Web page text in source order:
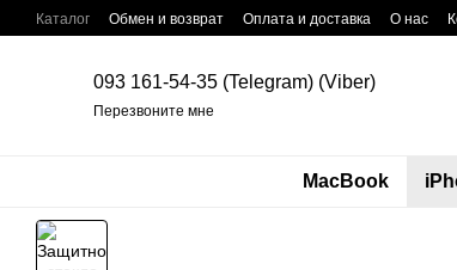
Перейти к основному контенту
Каталог Обмен и возврат Оплата и доставка О нас
093 161-54-35 (Telegram) (Viber)
Перезвоните мне
MacBook